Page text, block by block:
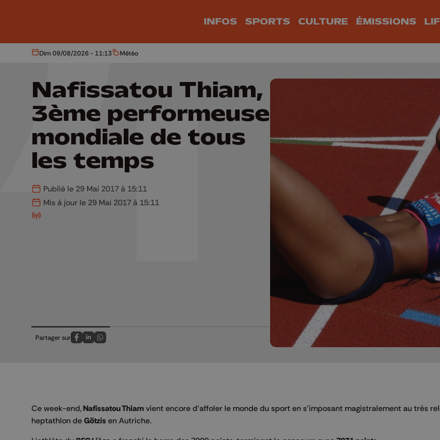
INFOS SPORTS CULTURE ÉMISSIONS
Aujourd'hui
Dim 09/08/2026 - 11:13 Météo
Météo
Nafissatou Thiam,
3ème performeuse
mondiale de tous
les temps
Publié le 29 Mai 2017 à 15:11
Mis à jour le 29 Mai 2017 à 15:11
Partager sur
Partagez sur FaceBook
Partagez sur LinkedIn
Partagez sur Whatsapp
Ce week-end,Nafissatou Thiam vient encore d'affoler le monde du sport en s'imposant magistralement au très
heptathlon de Götzis en Autriche.